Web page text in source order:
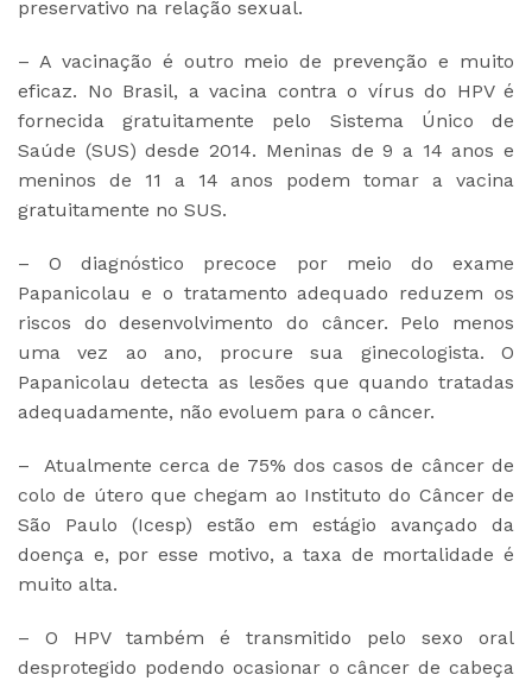
preservativo na relação sexual.
– A vacinação é outro meio de prevenção e muito
eficaz. No Brasil, a vacina contra o vírus do HPV é
fornecida gratuitamente pelo Sistema Único de
Saúde (SUS) desde 2014. Meninas de 9 a 14 anos e
meninos de 11 a 14 anos podem tomar a vacina
gratuitamente no SUS.
– O diagnóstico precoce por meio do exame
Papanicolau e o tratamento adequado reduzem os
riscos do desenvolvimento do câncer. Pelo menos
uma vez ao ano, procure sua ginecologista. O
Papanicolau detecta as lesões que quando tratadas
adequadamente, não evoluem para o câncer.
– Atualmente cerca de 75% dos casos de câncer de
colo de útero que chegam ao Instituto do Câncer de
São Paulo (Icesp) estão em estágio avançado da
doença e, por esse motivo, a taxa de mortalidade é
muito alta.
– O HPV também é transmitido pelo sexo oral
desprotegido podendo ocasionar o câncer de cabeça